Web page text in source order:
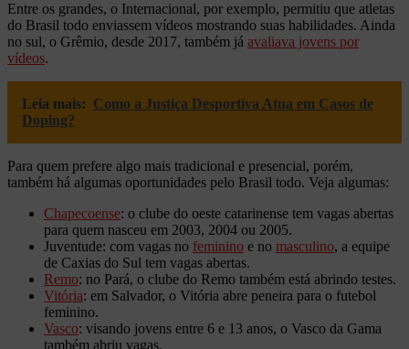
Entre os grandes, o Internacional, por exemplo, permitiu que atletas
do Brasil todo enviassem vídeos mostrando suas habilidades. Ainda
no sul, o Grêmio, desde 2017, também já avaliava jovens por
vídeos.
Leia mais: Como a Justiça Desportiva Atua em Casos de
Doping?
Para quem prefere algo mais tradicional e presencial, porém,
também há algumas oportunidades pelo Brasil todo. Veja algumas:
Chapecoense: o clube do oeste catarinense tem vagas abertas
para quem nasceu em 2003, 2004 ou 2005.
Juventude: com vagas no feminino e no masculino, a equipe
de Caxias do Sul tem vagas abertas.
Remo: no Pará, o clube do Remo também está abrindo testes.
Vitória: em Salvador, o Vitória abre peneira para o futebol
feminino.
Vasco: visando jovens entre 6 e 13 anos, o Vasco da Gama
também abriu vagas.